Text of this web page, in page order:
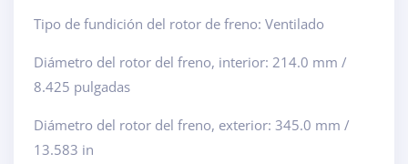
Tipo de fundición del rotor de freno: Ventilado
Diámetro del rotor del freno, interior: 214.0 mm /
8.425 pulgadas
Diámetro del rotor del freno, exterior: 345.0 mm /
13.583 in